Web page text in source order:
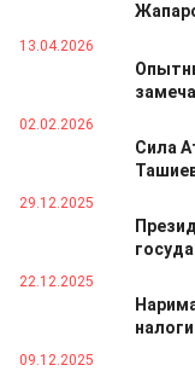
13.04.2026
02.02.2026
Сила
29.12.2025
22.12.2025
налоги
09.12.2025